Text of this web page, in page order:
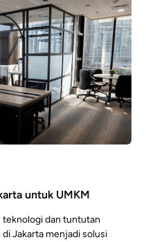
untuk UMKM
teknologi dan tuntutan
Jakarta menjadi solusi